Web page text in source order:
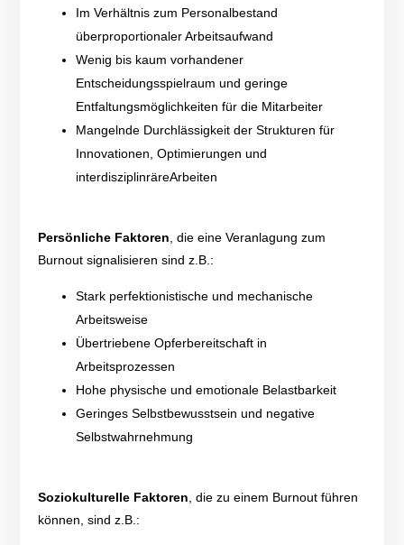
Im Verhältnis zum Personalbestand
überproportionaler Arbeitsaufwand
Wenig bis kaumvorhandener
Entscheidungsspielraum undgeringe
Entfaltungsmöglichkeiten für die Mitarbeiter
Mangelnde Durchlässigkeit der Strukturen für
Innovationen, Optimierungen und
interdisziplinräreArbeiten
Persönliche Faktoren dieeine Veranlagung zum
Burnout signalisieren sind z.B.:
Stark perfektionistische und mechanische
Arbeitsweise
Übertriebene Opferbereitschaft in
Arbeitsprozessen
Hohe physische und emotionale Belastbarkeit
Geringes Selbstbewusstsein und negative
Selbstwahrnehmung
Soziokulturelle Faktoren die zu einem Burnout führen
können, sind z.B.: